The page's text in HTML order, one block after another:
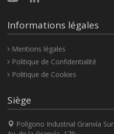
Informations légales
Mentions légales
Politique de Confidentialité
Politique de Cookies
Siège
Polígono Industrial Granvía Sur